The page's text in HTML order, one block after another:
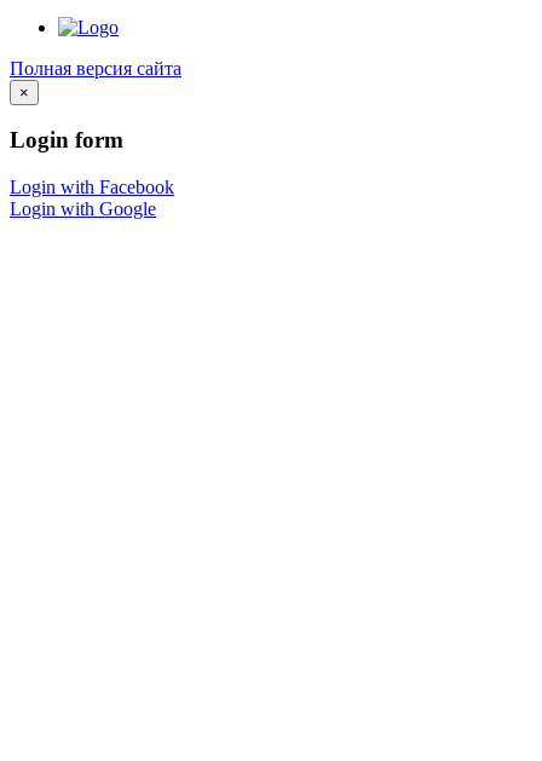
Полная версия сайта
×
Login form
Login with Facebook
Login with Google